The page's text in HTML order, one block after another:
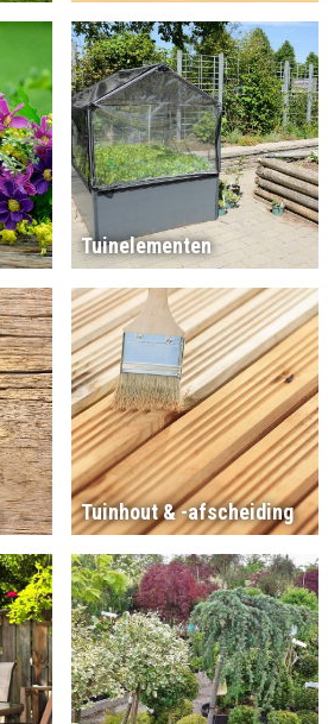
Tuinelementen
Tuinhout & -afscheiding